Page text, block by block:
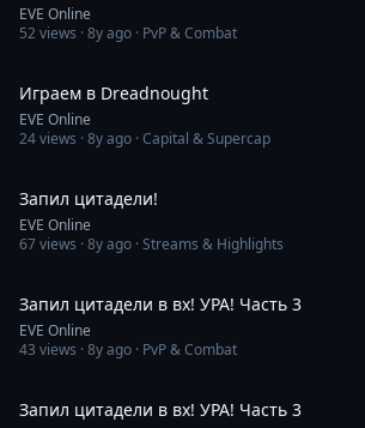
EVE Online
52views ·8y ago · PvP & Combat
Играем в Dreadnought
EVE Online
24views ·8y ago · Capital & Supercap
Запил цитадели!
EVE Online
67views ·8y ago · Streams & Highlights
Запил цитадели в вх! УРА! Часть 3
EVE Online
43 views ·8y ago · PvP & Combat
Запил цитадели в вх! УРА! Часть 3